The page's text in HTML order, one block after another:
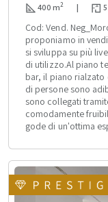
400 m2 | 5
Cod: Vend.
proponiamo in
si sviluppa su più
di utilizzo.Al piano
bar, il piano
di persone sono
sono collegati
comodamente
gode di un'ottima